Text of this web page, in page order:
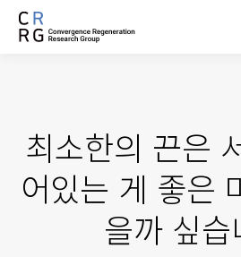
최소한의 끈은
어있는 게 좋은
을까 싶습